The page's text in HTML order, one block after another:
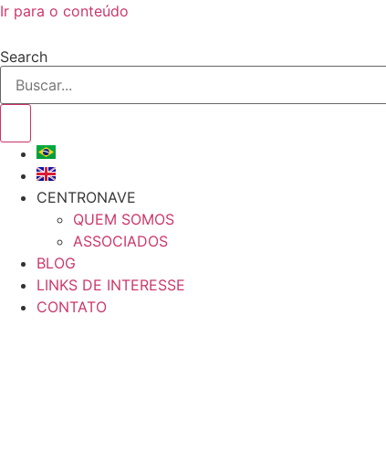
Ir para o conteúdo
Search
CENTRONAVE
QUEM SOMOS
ASSOCIADOS
BLOG
LINKS DE INTERESSE
CONTATO